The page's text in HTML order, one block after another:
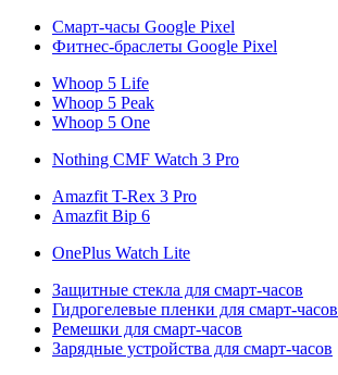
Смарт-часы Google Pixel
Фитнес-браслеты Google Pixel
Whoop 5 Life
Whoop 5 Peak
Whoop 5 One
Nothing CMF Watch 3 Pro
Amazfit T-Rex 3 Pro
Amazfit Bip 6
OnePlus Watch Lite
Защитные стекла для смарт-часов
Гидрогелевые пленки для смарт-часов
Ремешки для смарт-часов
Зарядные устройства для смарт-часов